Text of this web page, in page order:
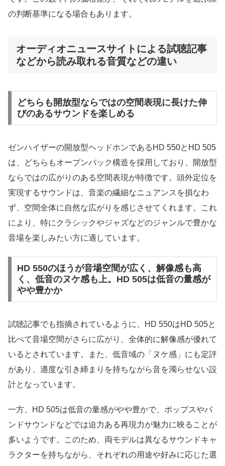
の判断基準になる場合もあります。
オーディオニュースサイトによる試聴記事
などから読み取れる音質などの違い
どちらも開放型ならではの空間表現に長けた伸
びのあるサウンドを楽しめる
ゼンハイザーの開放型ヘッドホンであるHD 550とHD 505
は、どちらもオープンバック構造を採用しており、開放型
ならではの広がりのある空間表現が特徴です。頭外定位を
実現するサウンドは、音楽の繊細なニュアンスを損なわ
ず、空間全体に自然な広がりを感じさせてくれます。これ
により、特にクラシックやジャズなどのジャンルで豊かな
音場を楽しみたい方に適しています。
HD 550のほうが音場空間が広く、解像感も高
く、低音のヌケ感も上。HD 505は低音の量感が
やや豊かか
試聴記事でも指摘されているように、HD 550はHD 505と
比べて音場空間がさらに広がり、全体的に解像感が優れて
いるとされています。また、低音域の「ヌケ感」にも定評
があり、適度な引き締まりを持ちながら音を濁らせない設
計となっています。
一方、HD 505は低音の量感がやや豊かで、ポップスやバ
ンドサウンドなどでは迫力ある再現力が魅力に映ることが
多いようです。このため、両モデルは異なるサウンドキャ
ラクターを持ちながら、それぞれの用途や好みに応じた選